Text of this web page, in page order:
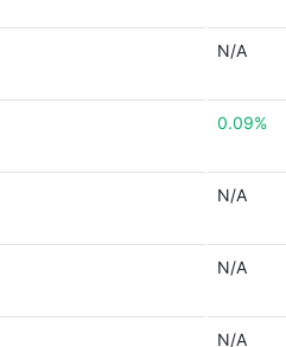
N/A
0.09%
N/A
N/A
N/A